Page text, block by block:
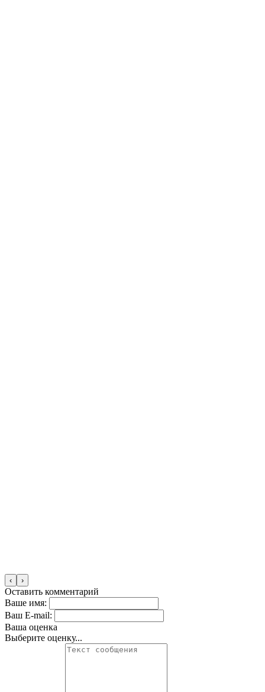
‹ ›
Оставить комментарий
Ваше имя:
Ваш E-mail:
Ваша оценка
Выберите оценку...